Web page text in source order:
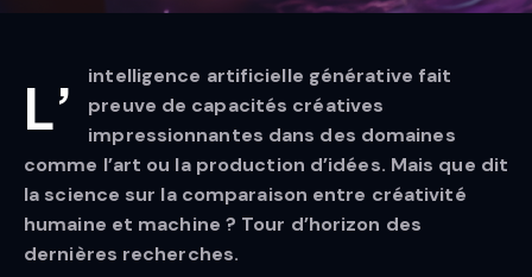
L’
intelligence artificielle générative fait
preuve de capacités créatives
impressionnantes dans des domaines
comme l’art ou la production d’idées. Mais que dit
la science sur la comparaison entre créativité
humaine et machine ? Tour d’horizon des
dernières recherches.